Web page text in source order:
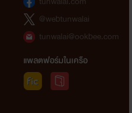
@webtunwalai
tunwalai@ookbee.com
แพลตฟอร์มในเครือ